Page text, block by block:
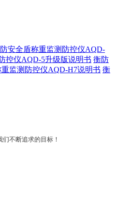
安全盾称重监测防控仪AQD-
控仪AQD-5升级版说明书 衡防
监测防控仪AQD-H7说明书 衡
不断追求的目标！